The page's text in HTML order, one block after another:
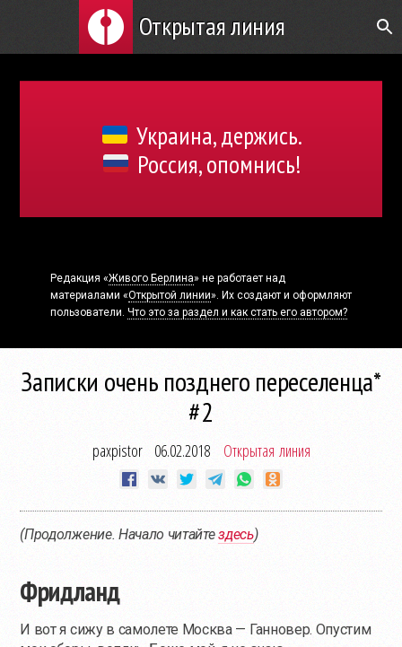
Открытая линия
Украина, держись.
Россия, опомнись!
Редакция «Живого Берлина» не работает над
материалами «Открытой линии». Их создают и оформляют
пользователи. Что это за раздел и как стать его автором?
Записки очень позднего переселенца*
#2
paxpistor06.02.2018 Открытая линия
(Продолжение. Начало читайтездесь)
Фридланд
И вот я сижу в самолете Москва — Ганновер. Опустим